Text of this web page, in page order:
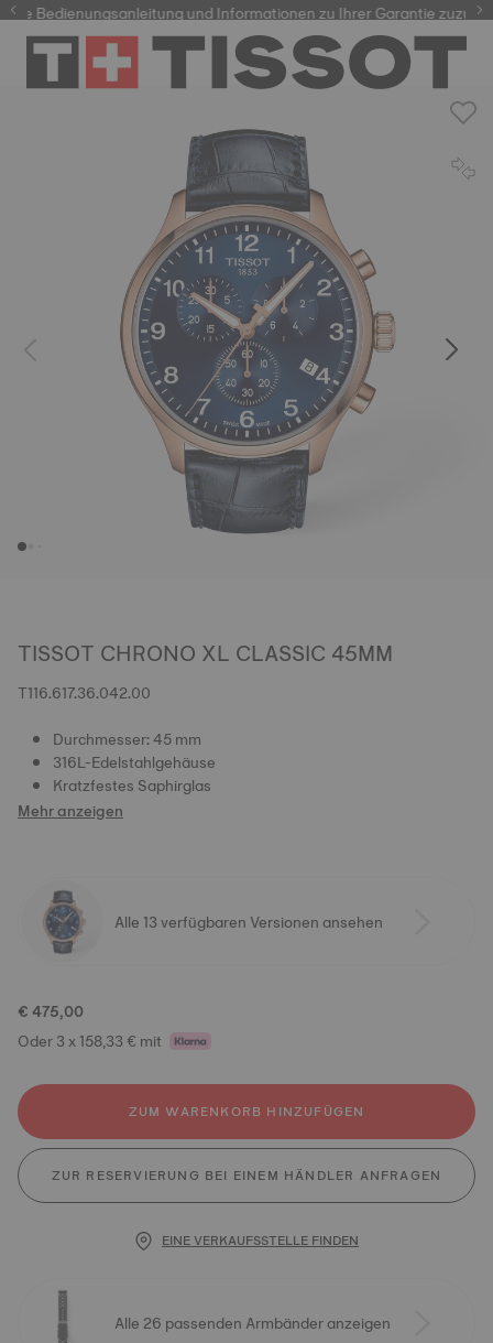
Bedienungsanleitung und Informationen zu Ihrer Garantie
TISSOT CHRONO XL CLASSIC 45MM
T116.617.36.042.00
Durchmesser: 45 mm
316L-Edelstahlgehäuse
Kratzfestes Saphirglas
Mehr anzeigen
Alle 13 verfügbaren Versionen ansehen
€ 475,00
Oder 3 x 158,33 € mit
ZUM WARENKORB HINZUFÜGEN
ZUR RESERVIERUNG BEI EINEM HÄNDLER ANFRAGEN
EINE VERKAUFSSTELLE FINDEN
Alle 26 passenden Armbänder anzeigen